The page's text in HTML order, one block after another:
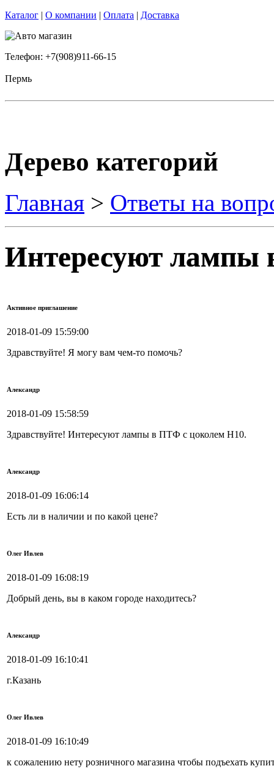
Каталог | О компании | Оплата | Доставка
Телефон: +7(908)911-66-15
Пермь
Дерево категорий
Главная > Ответы на
Интересуют лампы
Активное приглашение
2018-01-09 15:59:00
Здравствуйте! Я могу вам чем-то помочь?
Александр
2018-01-09 15:58:59
Здравствуйте! Интересуют лампы в ПТФ с цоколем H10.
Александр
2018-01-09 16:06:14
Есть ли в наличии и по какой цене?
Олег Ивлев
2018-01-09 16:08:19
Добрый день, вы в каком городе находитесь?
Александр
2018-01-09 16:10:41
г.Казань
Олег Ивлев
2018-01-09 16:10:49
к сожалению нету розничного магазина чтобы подъехать